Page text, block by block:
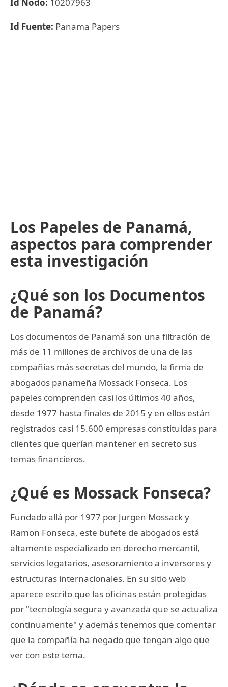
Id Fuente: Panama Papers
Los Papeles de Panamá,
aspectos para comprender
esta investigación
¿Qué son los Documentos
de Panamá?
Los documentos de Panamá son una filtración de
más de 11 millones de archivos de una de las
compañías más secretas del mundo, la firma de
abogados panameña Mossack Fonseca. Los
papeles comprenden casi los últimos 40 años,
desde 1977 hasta finales de 2015 y en ellos están
registrados casi 15.600 empresas constituidas para
clientes que querían mantener en secreto sus
temas financieros.
¿Qué es Mossack Fonseca?
Fundado allá por 1977 por Jurgen Mossack y
Ramon Fonseca, este bufete de abogados está
altamente especializado en derecho mercantil,
servicios legatarios, asesoramiento a inversores y
estructuras internacionales. En su sitio web
aparece escrito que las oficinas están protegidas
por "tecnología segura y avanzada que se actualiza
continuamente" y además tenemos que comentar
que la compañía ha negado que tengan algo que
ver con este tema.